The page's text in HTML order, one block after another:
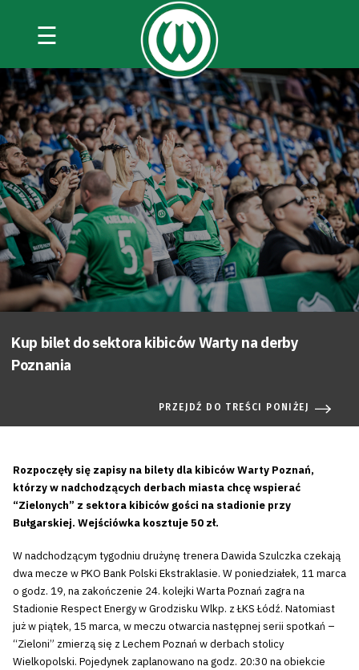
☰
Kup bilet do sektora kibiców Warty na derby
Poznania
PRZEJDŹ DO TREŚCI PONIŻEJ
Rozpoczęły się zapisy na bilety dla kibiców Warty Poznań,
którzy w nadchodzących derbach miasta chcę wspierać
“Zielonych” z sektora kibiców gości na stadionie przy
Bułgarskiej. Wejściówka kosztuje 50 zł.
W nadchodzącym tygodniu drużynę trenera Dawida Szulczka czekają
dwa mecze w PKO Bank Polski Ekstraklasie. W poniedziałek, 11 marca
o godz. 19, na zakończenie 24. kolejki Warta Poznań zagra na
Stadionie Respect Energy w Grodzisku Wlkp. z ŁKS Łódź. Natomiast
już w piątek, 15 marca, w meczu otwarcia następnej serii spotkań –
“Zieloni” zmierzą się z Lechem Poznań w derbach stolicy
Wielkopolski. Pojedynek zaplanowano na godz. 20:30 na obiekcie